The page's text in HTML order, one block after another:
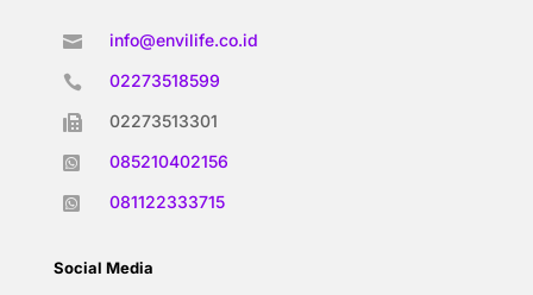
 info@envilife.co.id
 02273518599
 02273513301
 085210402156
 081122333715
Social Media